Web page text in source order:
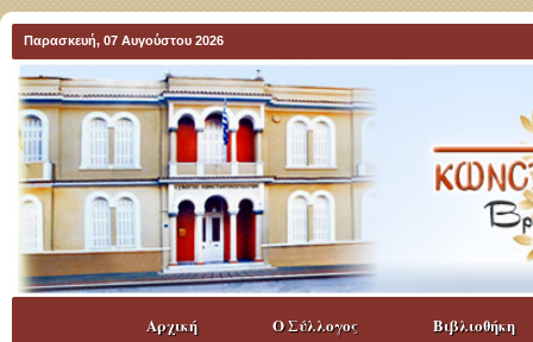
Παρασκευή, 07 Αυγούστου 2026
Αρχική Ο Σύλλογος Βιβλιοθήκη